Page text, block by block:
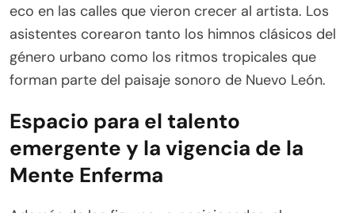
eco en las calles que vieron crecer al artista. Los
asistentes corearon tanto los himnos clásicos del
género urbano como los ritmos tropicales que
forman parte del paisaje sonoro de Nuevo León.
Espacio para el talento
emergente y la vigencia de la
Mente Enferma